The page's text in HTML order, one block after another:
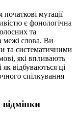
мутації
є фонологічна
та
межі слова. Ви
та систематичними
які впливають
відбуваються ці
спілкування